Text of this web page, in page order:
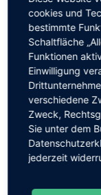
cookies und
bestimmte
Schaltfläche
Funktionen
Einwilligung
verschiedene
Zweck,
Sie unter dem
jederzeit